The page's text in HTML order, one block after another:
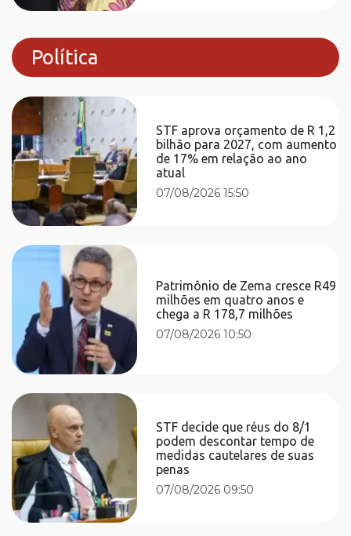
Política
STF aprova orçamento de R 1,2
bilhão para 2027, com aumento
de 17% em relação ao ano
atual
07/08/2026 15:50
Patrimônio de Zema cresce R49
milhões em quatro anos e
chega a R 178,7 milhões
07/08/2026 10:50
STF decide que réus do 8/1
podem descontar tempo de
medidas cautelares de suas
penas
07/08/2026 09:50